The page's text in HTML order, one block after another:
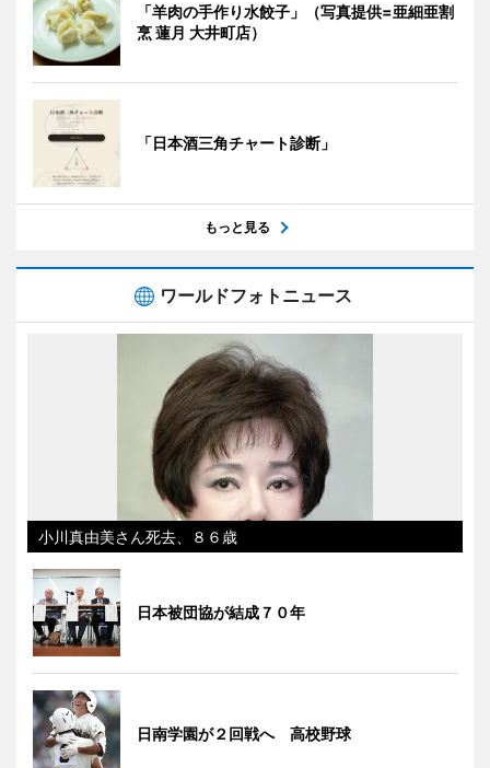
「羊肉の手作り水餃子」（写真提供=亜細亜割
烹 蓮月 大井町店）
「日本酒三角チャート診断」
もっと見る
ワールドフォトニュース
小川真由美さん死去、８６歳
日本被団協が結成７０年
日南学園が２回戦へ 高校野球